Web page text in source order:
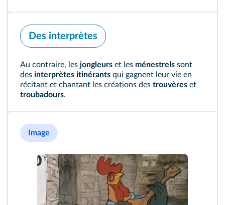
Des interprètes
Au contraire, les jongleurs et les ménestrels sont
des interprètes itinérants qui gagnent leur vie en
récitant et chantant les créations des trouvères et
troubadours.
Image